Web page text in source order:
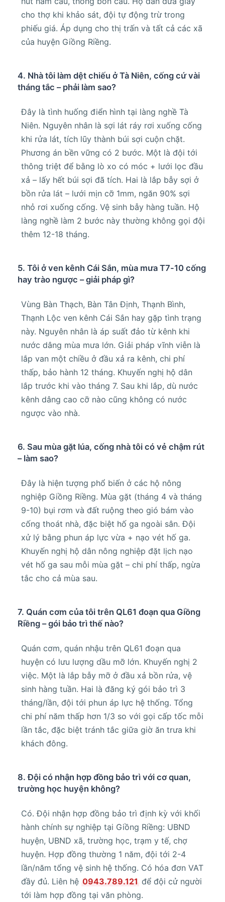
cho thợ khi khảo sát, đội tự động trừ trong
phiếu giá. Áp dụng cho thị trấn và tất cả các xã
của huyện Giồng Riềng.
4. Nhà tôi làm dệt chiếu ở Tà Niên, cống cứ vài
tháng tắc – phải làm sao?
Đây là tình huống điển hình tại làng nghề Tà
Niên. Nguyên nhân là sợi lát ráy rơi xuống cống
khi rửa lát, tích lũy thành búi sợi cuộn chặt.
Phương án bền vững có 2 bước. Một là đội tới
thông triệt để bằng lò xo có móc + lưới lọc đầu
xả – lấy hết búi sợi đã tích. Hai là lắp bẫy sợi ở
bồn rửa lát – lưới mịn cỡ 1mm, ngăn 90% sợi
nhỏ rơi xuống cống. Vệ sinh bẫy hàng tuần. Hộ
làng nghề làm 2 bước này thường không gọi đội
thêm 12-18 tháng.
5. Tôi ở ven kênh Cái Sắn, mùa mưa T7-10 cống
hay trào ngược – giải pháp gì?
Vùng Bàn Thạch, Bàn Tân Định, Thạnh Bình,
Thạnh Lộc ven kênh Cái Sắn hay gặp tình trạng
này. Nguyên nhân là áp suất đảo từ kênh khi
nước dâng mùa mưa lớn. Giải pháp vĩnh viễn là
lắp van một chiều ở đầu xả ra kênh, chi phí
thấp, bảo hành 12 tháng. Khuyến nghị hộ dân
lắp trước khi vào tháng 7. Sau khi lắp, dù nước
kênh dâng cao cỡ nào cũng không có nước
ngược vào nhà.
6. Sau mùa gặt lúa, cống nhà tôi có vẻ chậm rút
– làm sao?
Đây là hiện tượng phổ biến ở các hộ nông
nghiệp Giồng Riềng. Mùa gặt (tháng 4 và tháng
9-10) bụi rơm và đất ruộng theo gió bám vào
cống thoát nhà, đặc biệt hố ga ngoài sân. Đội
xử lý bằng phun áp lực vừa + nạo vét hố ga.
Khuyến nghị hộ dân nông nghiệp đặt lịch nạo
vét hố ga sau mỗi mùa gặt – chi phí thấp, ngừa
tắc cho cả mùa sau.
7. Quán cơm của tôi trên QL61 đoạn qua Giồng
Riềng – gói bảo trì thế nào?
Quán cơm, quán nhậu trên QL61 đoạn qua
huyện có lưu lượng dầu mỡ lớn. Khuyến nghị 2
việc. Một là lắp bẫy mỡ ở đầu xả bồn rửa, vệ
sinh hàng tuần. Hai là đăng ký gói bảo trì 3
tháng/lần, đội tới phun áp lực hệ thống. Tổng
chi phí năm thấp hơn 1/3 so với gọi cấp tốc mỗi
lần tắc, đặc biệt tránh tắc giữa giờ ăn trưa khi
khách đông.
8. Đội có nhận hợp đồng bảo trì với cơ quan,
trường học huyện không?
Có. Đội nhận hợp đồng bảo trì định kỳ với khối
hành chính sự nghiệp tại Giồng Riềng: UBND
huyện, UBND xã, trường học, trạm y tế, chợ
huyện. Hợp đồng thường 1 năm, đội tới 2-4
lần/năm tổng vệ sinh hệ thống. Có hóa đơn VAT
đầy đủ. Liên hệ 0943.789.121 để đội cử người
tới làm hợp đồng tại văn phòng.